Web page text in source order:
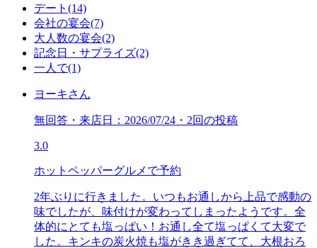
デート(14)
会社の宴会(7)
大人数の宴会(2)
記念日・サプライズ(2)
一人で(1)
ヨーキさん
無回答・来店日：2026/07/24・2回の投稿
3.0
ホットペッパーグルメで予約
2年ぶりに行きました。いつもお通しから上品で感動の
味でしたが、味付けが変わってしまったようです。全
体的にとても塩っぱい！お通し全て塩っぱくて大変で
した。キンキの炭火焼も塩がきき過ぎてて、大根おろ